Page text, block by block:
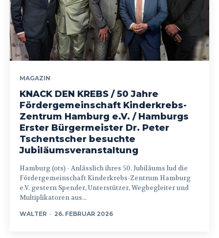
MAGAZIN
KNACK DEN KREBS / 50 Jahre
Fördergemeinschaft Kinderkrebs-
Zentrum Hamburg e.V. / Hamburgs
Erster Bürgermeister Dr. Peter
Tschentscher besuchte
Jubiläumsveranstaltung
Hamburg (ots) - Anlässlich ihres 50. Jubiläums lud die
Fördergemeinschaft Kinderkrebs-Zentrum Hamburg
e.V. gestern Spender, Unterstützer, Wegbegleiter und
Multiplikatoren aus...
WALTER - 26. FEBRUAR 2026